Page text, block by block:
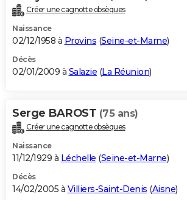
Créer une cagnotte obsèques
Naissance
02/12/1958 à Provins (Seine-et-Marne)
Décès
02/01/2009 à Salazie (La Réunion)
Serge BAROST (75 ans)
Créer une cagnotte obsèques
Naissance
11/12/1929 à Léchelle (Seine-et-Marne)
Décès
14/02/2005 à Villiers-Saint-Denis (Aisne)